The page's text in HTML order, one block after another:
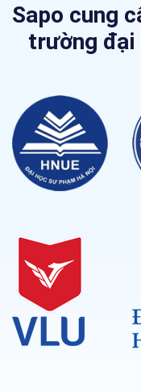
Sapo cung
trường đại